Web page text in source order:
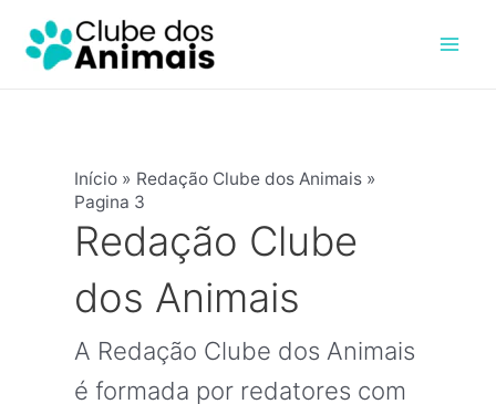
para
Início
Redação Clube dos Animais
Pagina 3
Redação Clube
dos Animais
A Redação Clube dos Animais
é formada por redatores com
de
post